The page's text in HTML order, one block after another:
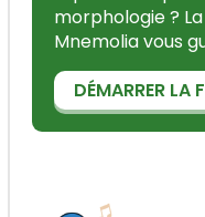
morphologie ?
Mnemolia vous
DÉMARRER LA